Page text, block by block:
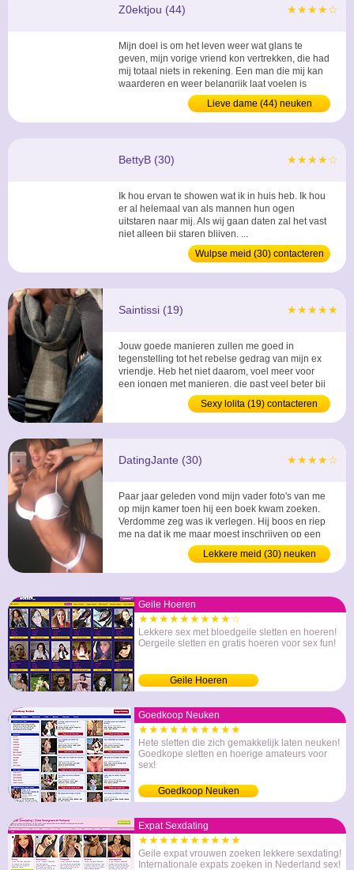
★★★★☆
Z0ektjou (44)
Mijn doel is om het leven weer wat glans te
geven, mijn vorige vriend kon vertrekken, die had
mij totaal niets in rekening. Een man die mij kan
waarderen en weer belangrijk laat voelen is
meer als welkom. ...
Lieve dame (44) neuken
★★★★☆
BettyB (30)
Ik hou ervan te showen wat ik in huis heb. Ik hou
er al helemaal van als mannen hun ogen
uitstaren naar mij. Als wij gaan daten zal het vast
niet alleen bij staren blijven. ...
Wulpse meid (30) contacteren
★★★★★
Saintissi (19)
Jouw goede manieren zullen me goed in
tegenstelling tot het rebelse gedrag van mijn ex
vriendje. Heb het niet daarom, voel meer voor
een jongen met manieren, die past veel beter bij
Sexy lolita (19) contacteren
★★★★☆
DatingJante (30)
Paar jaar geleden vond mijn vader foto's van me
op mijn kamer toen hij een boek kwam zoeken.
Verdomme zeg was ik verlegen. Hij boos en riep
me na dat ik me maar moest inschrijven op een
dating site. Hij dacht dat die foto's daar voor
dienden. Wel nu jaren later denk ik nog vaak aan
die ruzie. nu ik toch zonder seks ben dacht ik wel
Lekkere meid (30) neuken
Geile Hoeren
★★★★★★★★★☆
Lekkere sex met bloedgeile sletten en hoeren!
Oergeile sletten en gratis hoeren voor sex fun!
Geile Hoeren
Goedkoop Neuken
★★★★★★★★★★
Hete sletten die zich gemakkelijk laten neuken!
Goedkope sletten en hoerige amateurs voor
sex!
Goedkoop Neuken
Expat Sexdating
★★★★★★★★★★
Geile expat vrouwen zoeken lekkere sexdating!
Internationale expats zoeken in Nederland sex!